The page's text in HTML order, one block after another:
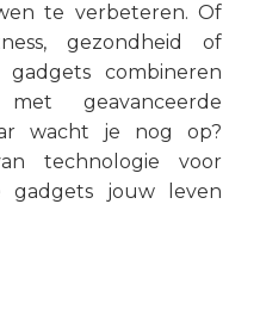
te verbeteren. Of
gezondheid of
combineren
geavanceerde
wacht je nog op?
technologie voor
jouw leven